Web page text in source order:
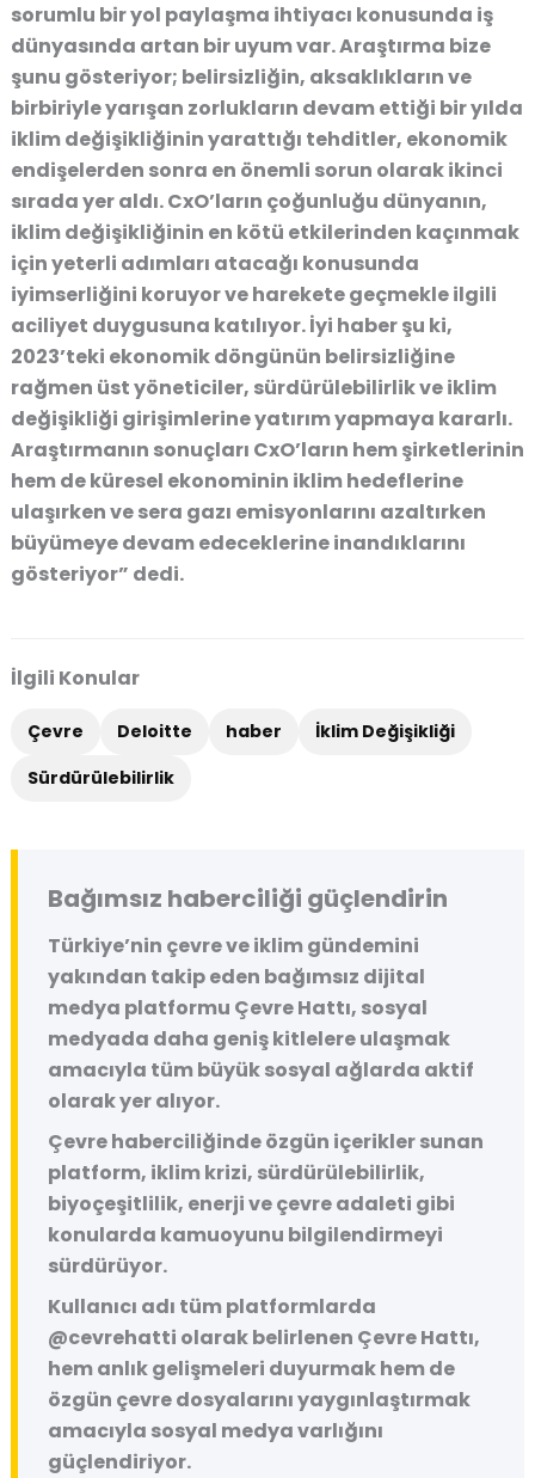
sorumlu bir yol paylaşma ihtiyacı konusunda iş
dünyasında artan bir uyum var. Araştırma bize
şunu gösteriyor; belirsizliğin, aksaklıkların ve
birbiriyle yarışan zorlukların devam ettiği bir yılda
iklim değişikliğinin yarattığı tehditler, ekonomik
endişelerden sonra en önemli sorun olarak ikinci
sırada yer aldı. CxO’ların çoğunluğu dünyanın,
iklim değişikliğinin en kötü etkilerinden kaçınmak
için yeterli adımları atacağı konusunda
iyimserliğini koruyor ve harekete geçmekle ilgili
aciliyet duygusuna katılıyor. İyi haber şu ki,
2023’teki ekonomik döngünün belirsizliğine
rağmen üst yöneticiler, sürdürülebilirlik ve iklim
değişikliği girişimlerine yatırım yapmaya kararlı.
Araştırmanın sonuçları CxO’ların hem şirketlerinin
hem de küresel ekonominin iklim hedeflerine
ulaşırken ve sera gazı emisyonlarını azaltırken
büyümeye devam edeceklerine inandıklarını
gösteriyor” dedi.
İlgili Konular
Çevre Deloitte haber
İklim Değişikliği
Sürdürülebilirlik
Bağımsız haberciliği güçlendirin
Türkiye’nin çevre ve iklim gündemini
yakından takip eden bağımsız dijital
medya platformu Çevre Hattı, sosyal
medyada daha geniş kitlelere ulaşmak
amacıyla tüm büyük sosyal ağlarda aktif
olarak yer alıyor.
Çevre haberciliğinde özgün içerikler sunan
platform, iklim krizi, sürdürülebilirlik,
biyoçeşitlilik, enerji ve çevre adaleti gibi
konularda kamuoyunu bilgilendirmeyi
sürdürüyor.
Kullanıcı adı tüm platformlarda
@cevrehatti olarak belirlenen Çevre Hattı,
hem anlık gelişmeleri duyurmak hem de
özgün çevre dosyalarını yaygınlaştırmak
amacıyla sosyal medya varlığını
güçlendiriyor.